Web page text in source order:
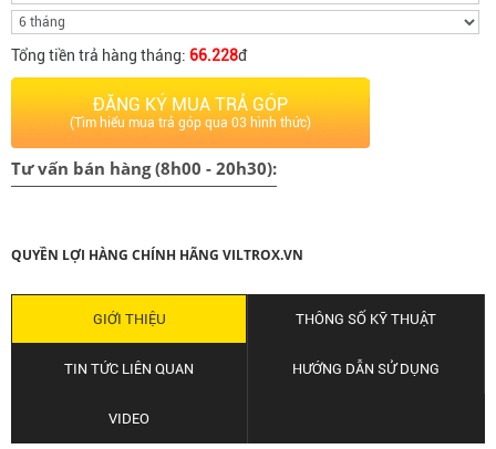
Tổng tiền trả hàng tháng: 66.228đ
ĐĂNG KÝ MUA TRẢ GÓP
(Tìm hiểu mua trả góp qua 03 hình thức)
Tư vấn bán hàng (8h00 - 20h30):
QUYỀN LỢI HÀNG CHÍNH HÃNG VILTROX.VN
GIỚI THIỆU THÔNG SỐ KỸ THUẬT
TIN TỨC LIÊN QUAN HƯỚNG DẪN SỬ DỤNG
VIDEO